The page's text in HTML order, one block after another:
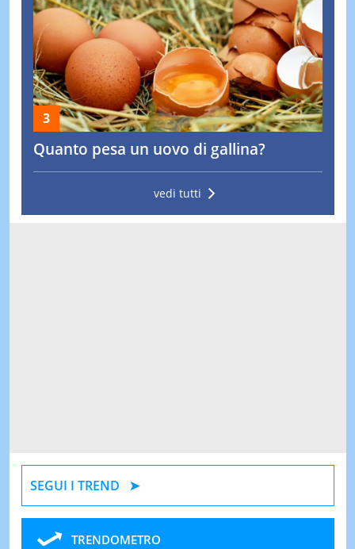
Quanto pesa un uovo di gallina?
vedi tutti
SEGUI I TREND
TRENDOMETRO